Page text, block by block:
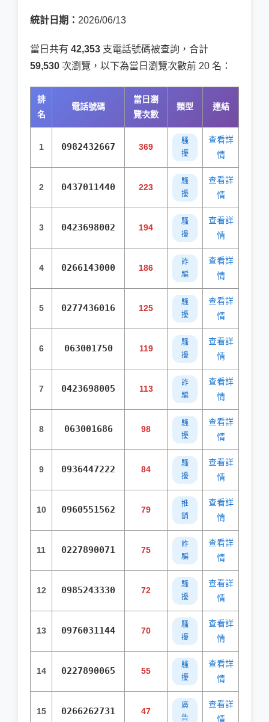
統計日期： 2026/06/13
當日共有 42,353 支電話號碼被查詢，合計
59,530 次瀏覽，以下為當日瀏覽次數前 20 名：
排
名
電話號碼
當日瀏
覽次數
類型 連結
1 0982432667 369
騷
擾
查看詳
情
2 0437011440 223
騷
擾
查看詳
情
3 0423698002 194
騷
擾
查看詳
情
4 0266143000 186
詐
騙
查看詳
情
5 0277436016 125
騷
擾
查看詳
情
6 063001750 119
騷
擾
查看詳
情
7 0423698005 113
詐
騙
查看詳
情
8 063001686 98
騷
擾
查看詳
情
9 0936447222 84
騷
擾
查看詳
情
10 0960551562 79
推
銷
查看詳
情
11 0227890071 75
詐
騙
查看詳
情
12 0985243330 72
騷
擾
查看詳
情
13 0976031144 70
騷
擾
查看詳
情
14 0227890065 55
騷
擾
查看詳
情
15 0266262731 47
廣
告
查看詳
情